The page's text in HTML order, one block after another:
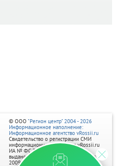
© ООО "Регион центр" 2004 - 2026
Информационное наполнение:
Информационное агентство vRossii.ru
Свидетельство о регистрации СМИ
информационного агентства vRossii.ru
ИА № ФС 77‑35502
выдано РОСКОМНАДЗОРом 04 марта
2009г.